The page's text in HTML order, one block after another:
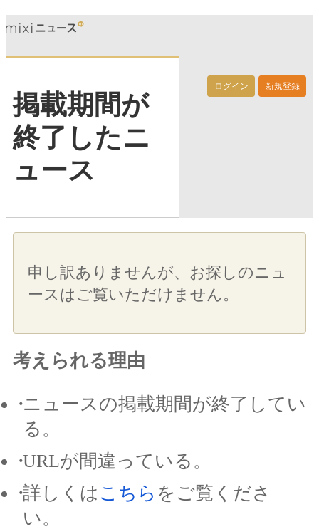
ログイン 新規登録
掲載期間が
終了したニ
ュース
申し訳ありませんが、お探しのニュ
ースはご覧いただけません。
考えられる理由
ニュースの掲載期間が終了してい
る。
URLが間違っている。
詳しくは こちら をご覧くださ
い。